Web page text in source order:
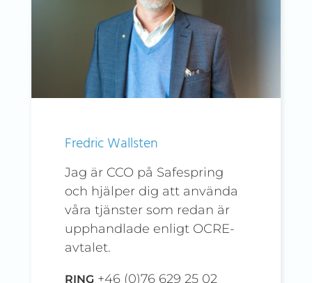
Fredric Wallsten
Jag är CCO på Safespring
och hjälper dig att använda
våra tjänster som redan är
upphandlade enligt OCRE-
avtalet.
RING+46 (0)76 629 25 02